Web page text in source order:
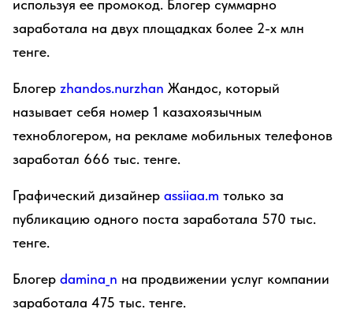
используя ее промокод. Блогер суммарно
заработала на двух площадках более 2-х млн
тенге.
Блогер zhandos.nurzhan Жандос, который
называет себя номер 1 казахоязычным
техноблогером, на рекламе мобильных телефонов
заработал 666 тыс. тенге.
Графический дизайнер assiiaa.m только за
публикацию одного поста заработала 570 тыс.
тенге.
Блогер damina_n на продвижении услуг компании
заработала 475 тыс. тенге.